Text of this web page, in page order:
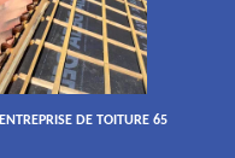
ENTREPRISE DE TOITURE 65